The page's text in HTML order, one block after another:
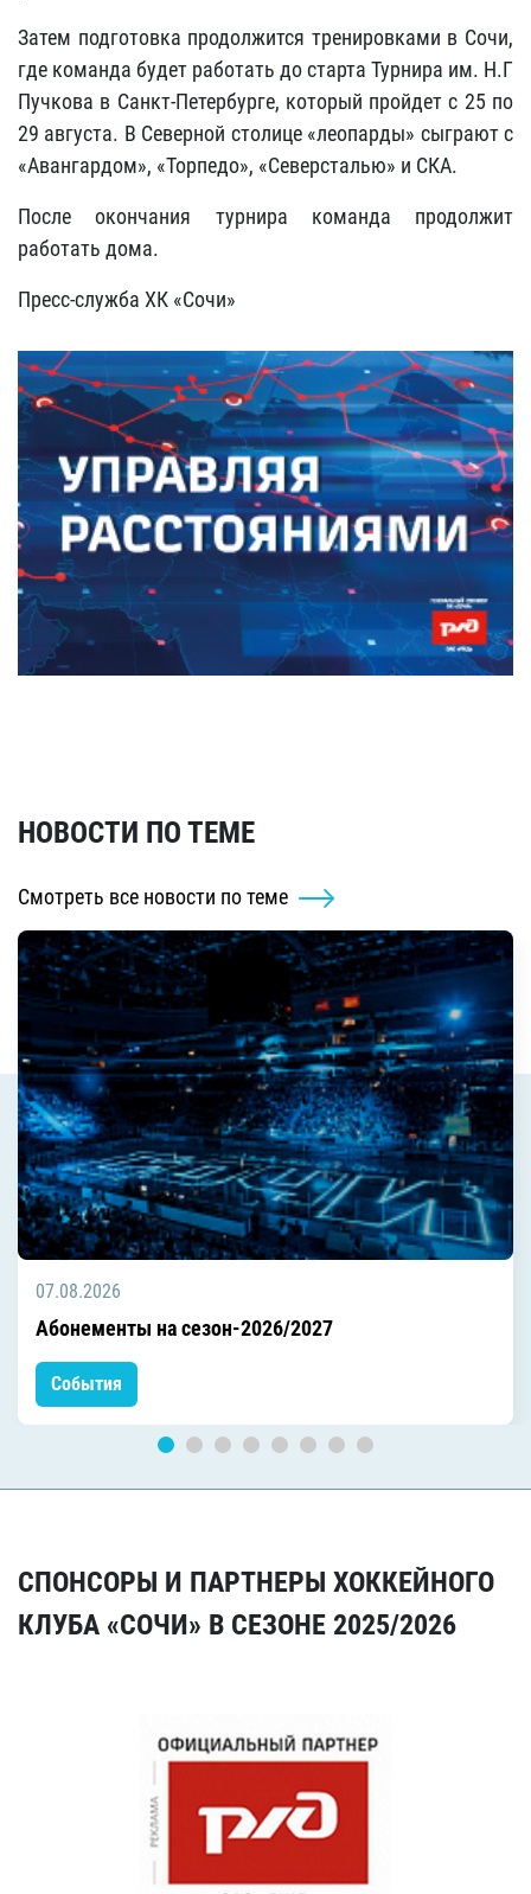
Затем подготовка продолжится тренировками в Сочи,
где команда будет работать до старта Турнира им. Н.Г
Пучкова в Санкт-Петербурге, который пройдет с 25 по
29 августа. В Северной столице «леопарды» сыграют с
«Авангардом», «Торпедо», «Северсталью» и СКА.
После окончания турнира команда продолжит
работать дома.
Пресс-служба ХК «Сочи»
НОВОСТИ ПО ТЕМЕ
Смотреть все новости по теме
07.08.2026
Абонементы на сезон-2026/2027
События
СПОНСОРЫ И ПАРТНЕРЫ ХОККЕЙНОГО
КЛУБА «СОЧИ» В СЕЗОНЕ 2025/2026